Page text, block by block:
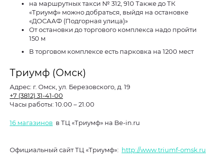
на маршрутных такси № 312, 910 Также до ТК
«Триумф» можно добраться, выйдя на остановке
«ДОСААФ (Подгорная улица)»
От остановки до торгового комплекса надо пройти
150 м
В торговом комплексе есть парковка на 1200 мест
Триумф (Омск)
Адрес: г. Омск, ул. Березовского, д. 19
+7 (3812) 31-41-00
Часы работы: 10.00 – 21.00
16 магазинов в ТЦ «Триумф» на Be-in.ru
Официальный сайт ТЦ «Триумф»: http://www.triumf-omsk.ru